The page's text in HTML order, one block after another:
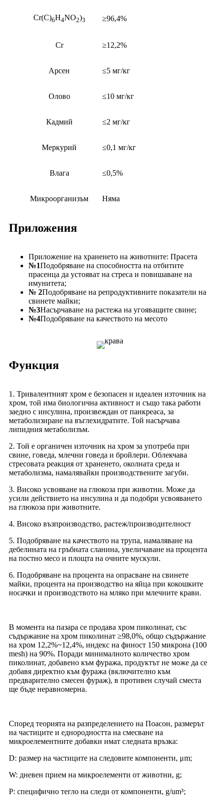
Cr(C)6H4NO2)3 ≥96,4%
Cr ≥12,2%
Арсен ≤5 мг/кг
Олово ≤10 мг/кг
Кадмий ≤2 мг/кг
Меркурий ≤0,1 мг/кг
Влага ≤0,5%
Микроорганизъм Няма
Приложения
Приложение на храненето на животните: Прасета
№1Подобряване на способността на отбитите
прасенца да устояват на стреса и повишаване на
имунитета;
№ 2Подобряване на репродуктивните показатели на
свинете майки;
№3Насърчаване на растежа на угояващите свине;
№4Подобряване на качеството на месото
Функция
1. Тривалентният хром е безопасен и идеален източник на
хром, той има биологична активност и също така работи
заедно с инсулина, произвеждан от панкреаса, за
метаболизиране на въглехидратите. Той насърчава
липидния метаболизъм.
2. Той е органичен източник на хром за употреба при
свине, говеда, млечни говеда и бройлери. Облекчава
стресовата реакция от храненето, околната среда и
метаболизма, намалявайки производствените загуби.
3. Високо усвояване на глюкоза при животни. Може да
усили действието на инсулина и да подобри усвояването
на глюкоза при животните.
4. Високо възпроизводство, растеж/производителност
5. Подобряване на качеството на трупа, намаляване на
дебелината на гръбната сланина, увеличаване на процента
на постно месо и площта на очните мускули.
6. Подобряване на процента на опрасване на свинете
майки, процента на производство на яйца при кокошките
носачки и производството на мляко при млечните крави.
В момента на пазара се продава хром пиколинат, със
съдържание на хром пиколинат ≥98,0%, общо съдържание
на хром 12,2%~12,4%, индекс на финост 150 микрона (100
mesh) на 90%. Поради минималното количество хром
пиколинат, добавено към фуража, продуктът не може да се
добавя директно към фуража (включително към
предварително смесен фураж), в противен случай сместа
ще бъде неравномерна.
Според теорията на разпределението на Поасон, размерът
на частиците и еднородността на смесване на
микроелементните добавки имат следната връзка:
D: размер на частиците на следовите компоненти, μm;
W: дневен прием на микроелементи от животни, g;
P: специфично тегло на следи от компоненти, g/um³;